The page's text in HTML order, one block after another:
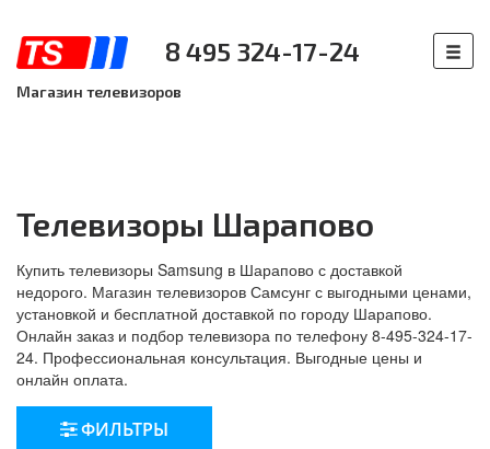
8 495 324-17-24
Магазин телевизоров
Телевизоры Шарапово
Купить телевизоры Samsung в Шарапово с доставкой
недорого. Магазин телевизоров Самсунг с выгодными ценами,
установкой и бесплатной доставкой по городу Шарапово.
Онлайн заказ и подбор телевизора по телефону 8-495-324-17-
24. Профессиональная консультация. Выгодные цены и
онлайн оплата.
ФИЛЬТРЫ